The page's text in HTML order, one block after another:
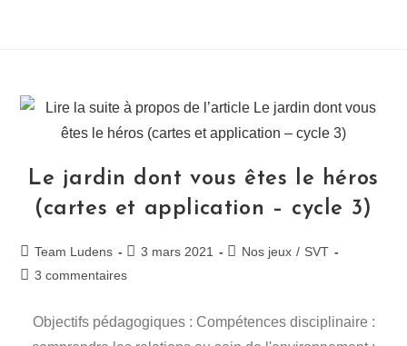
Le jardin dont vous êtes le héros
(cartes et application – cycle 3)
Team Ludens 3 mars 2021 Nos jeux / SVT
3 commentaires
Objectifs pédagogiques : Compétences disciplinaire :